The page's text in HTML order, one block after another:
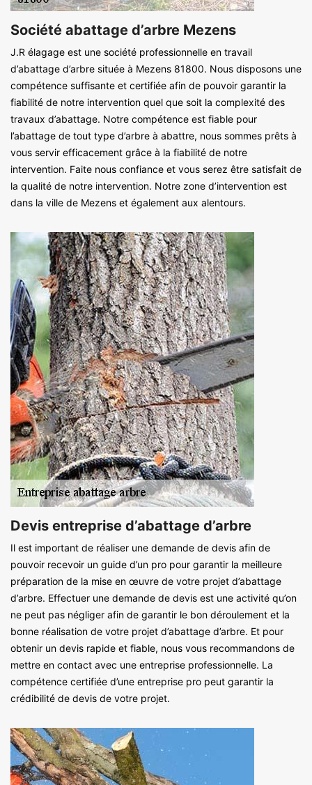
Société abattage d’arbre Mezens
J.R élagage est une société professionnelle en travail
d’abattage d’arbre située à Mezens 81800. Nous disposons une
compétence suffisante et certifiée afin de pouvoir garantir la
fiabilité de notre intervention quel que soit la complexité des
travaux d’abattage. Notre compétence est fiable pour
l’abattage de tout type d’arbre à abattre, nous sommes prêts à
vous servir efficacement grâce à la fiabilité de notre
intervention. Faite nous confiance et vous serez être satisfait de
la qualité de notre intervention. Notre zone d’intervention est
dans la ville de Mezens et également aux alentours.
Devis entreprise d’abattage d’arbre
Il est important de réaliser une demande de devis afin de
pouvoir recevoir un guide d’un pro pour garantir la meilleure
préparation de la mise en œuvre de votre projet d’abattage
d’arbre. Effectuer une demande de devis est une activité qu’on
ne peut pas négliger afin de garantir le bon déroulement et la
bonne réalisation de votre projet d’abattage d’arbre. Et pour
obtenir un devis rapide et fiable, nous vous recommandons de
mettre en contact avec une entreprise professionnelle. La
compétence certifiée d’une entreprise pro peut garantir la
crédibilité de devis de votre projet.